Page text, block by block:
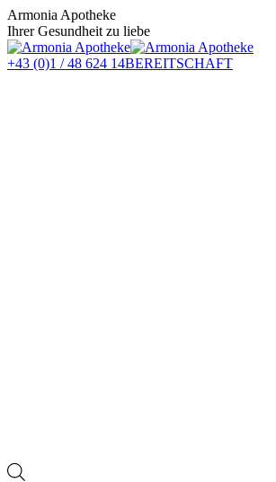
Zum
Inhalt
springen
Armonia Apotheke
Ihrer Gesundheit zu liebe
+43 (0)1 / 48 624 14BEREITSCHAFT